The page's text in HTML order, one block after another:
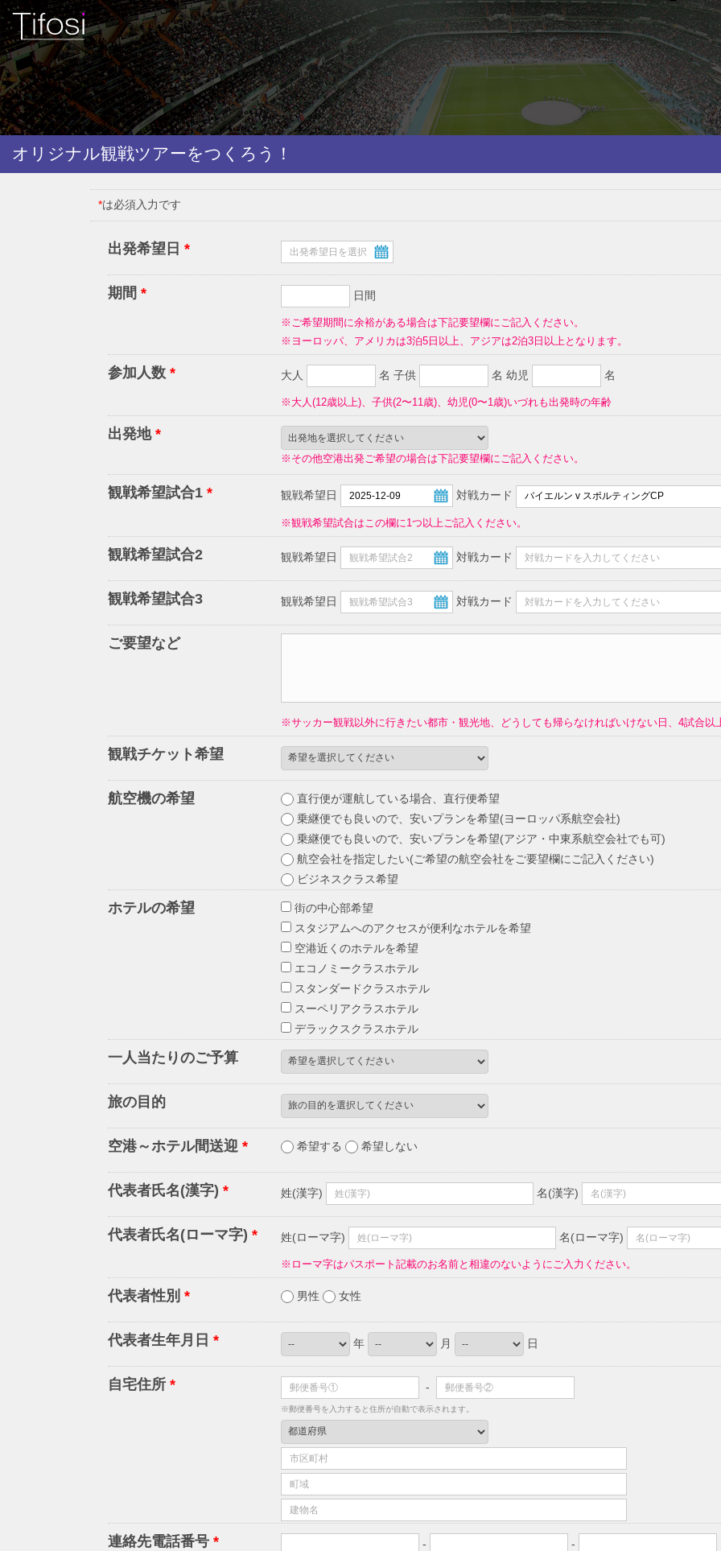
オリジナル観戦ツアーをつくろう！
*は必須入力です
出発希望日*
期間* 日間
※ご希望期間に余裕がある場合は下記要望欄にご記入ください。
※ヨーロッパ、アメリカは3泊5日以上、アジアは2泊3日以上となります。
参加人数* 大人 名 子供 名 幼児 名
※大人(12歳以上)、子供(2〜11歳)、幼児(0〜1歳)いづれも出発時の年齢
出発地*
※その他空港出発ご希望の場合は下記要望欄にご記入ください。
観戦希望試合1* 観戦希望日 対戦カード
※観戦希望試合はこの欄に1つ以上ご記入ください。
観戦希望試合2 観戦希望日 対戦カード
観戦希望試合3 観戦希望日 対戦カード
ご要望など
※サッカー観戦以外に行きたい都市・観光地、どうしても帰らなければいけない日、4試合以
観戦チケット希望
航空機の希望
直行便が運航している場合、直行便希望
乗継便でも良いので、安いプランを希望(ヨーロッパ系航空会社)
乗継便でも良いので、安いプランを希望(アジア・中東系航空会社でも可)
航空会社を指定したい(ご希望の航空会社をご要望欄にご記入ください)
ビジネスクラス希望
ホテルの希望
街の中心部希望
スタジアムへのアクセスが便利なホテルを希望
空港近くのホテルを希望
エコノミークラスホテル
スタンダードクラスホテル
スーペリアクラスホテル
デラックスクラスホテル
一人当たりのご予算
旅の目的
空港～ホテル間送迎* 希望する 希望しない
代表者氏名(漢字)* 姓(漢字) 名(漢字)
代表者氏名(ローマ字)* 姓(ローマ字) 名(ローマ字)
※ローマ字はパスポート記載のお名前と相違のないようにご入力ください。
代表者性別* 男性 女性
代表者生年月日* 年 月 日
自宅住所* -
※郵便番号を入力すると住所が自動で表示されます。
連絡先電話番号* - -